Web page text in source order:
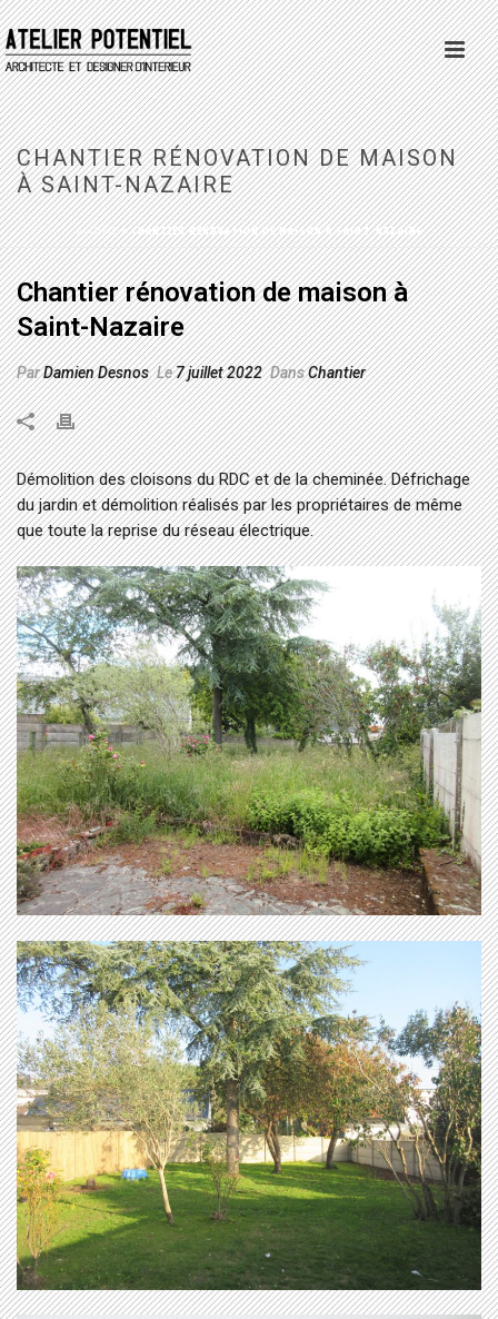
CHANTIER RÉNOVATION DE MAISON
À SAINT-NAZAIRE
ACCUEIL»CHANTIER RÉNOVATION DE MAISON À SAINT-NAZAIRE
Chantier rénovation de maison à
Saint-Nazaire
ParDamien Desnos Le7 juillet 2022 DansChantier
Démolition des cloisons du RDC et de la cheminée. Défrichage
du jardin et démolition réalisés par les propriétaires de même
que toute la reprise du réseau électrique.